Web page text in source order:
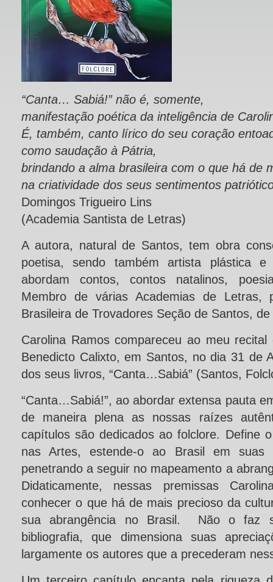
“Canta… Sabiá!” não é, somente,
manifestação poética da inteligência de
É, também, canto lírico do seu coração
como saudação à Pátria,
brindando a alma brasileira com o que há de
na criatividade dos seus sentimentos
Domingos Trigueiro Lins
(Academia Santista de Letras)
A autora, natural de Santos, tem obra
poetisa, sendo também artista plástica
abordam contos, contos natalinos,
Membro de várias Academias de Letras,
Brasileira de Trovadores Seção de Santos,
Carolina Ramos compareceu ao meu recital
Benedicto Calixto, em Santos, no dia 31 de
dos seus livros, “Canta…Sabiá” (Santos,
“Canta…Sabiá!”, ao abordar extensa pauta
de maneira plena as nossas raízes
capítulos são dedicados ao folclore. Define
nas Artes, estende-o ao Brasil em suas
penetrando a seguir no mapeamento a
Didaticamente, nessas premissas
conhecer o que há de mais precioso da
sua abrangência no Brasil. Não o faz
bibliografia, que dimensiona suas
largamente os autores que a precederam